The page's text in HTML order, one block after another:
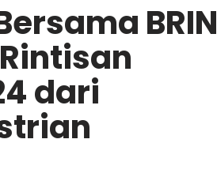
BRIN
dari